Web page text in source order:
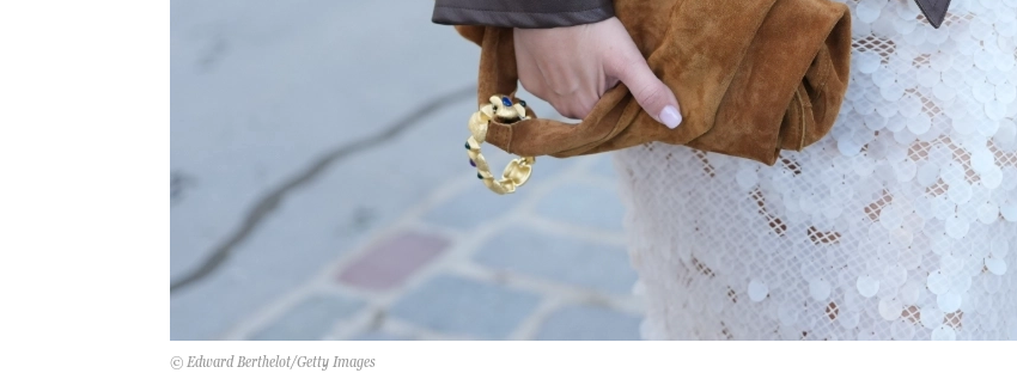
© Edward Berthelot/Getty Images